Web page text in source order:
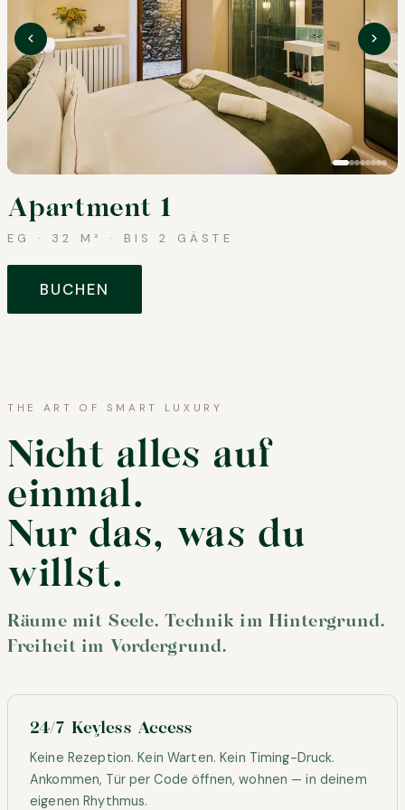
Apartment 1
EG · 32 M² · BIS2 GÄSTE
BUCHEN
THE ART OF SMART LUXURY
Nicht alles auf
einmal.
Nur das, was du
willst.
Räume mit Seele. Technik im Hintergrund.
Freiheit im Vordergrund.
24/7 Keyless Access
Keine Rezeption. Kein Warten. Kein Timing-Druck.
Ankommen, Tür per Code öffnen, wohnen — in deinem
eigenen Rhythmus.